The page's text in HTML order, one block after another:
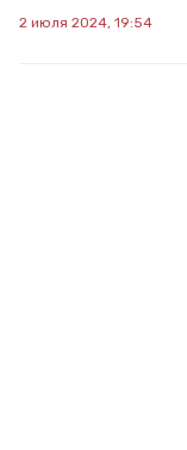
2 июля 2024, 19:54